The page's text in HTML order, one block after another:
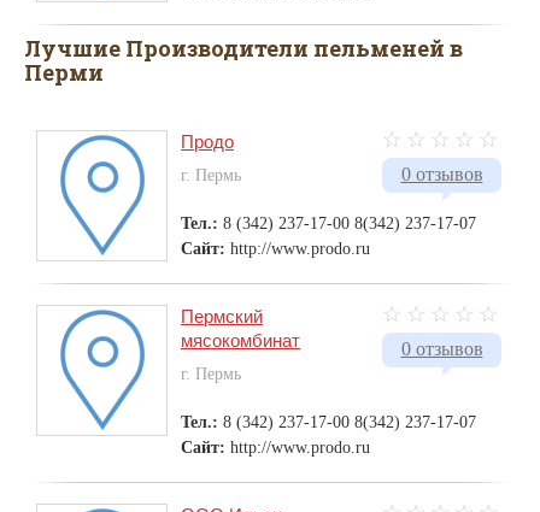
Лучшие Производители пельменей в
Перми
0 отзывов
Продо
г. Пермь
Тел.: 8 (342) 237-17-00 8(342) 237-17-07
Сайт: http://www.prodo.ru
0 отзывов
Пермский
мясокомбинат
г. Пермь
Тел.: 8 (342) 237-17-00 8(342) 237-17-07
Сайт: http://www.prodo.ru